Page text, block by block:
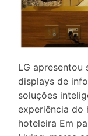
LG apresentou
displays de
soluções
experiência do
hoteleira Em